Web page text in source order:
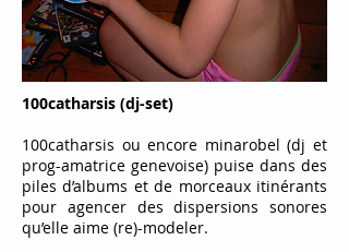
100catharsis (dj-set)
100catharsis ou encore minarobel (dj et
prog-amatrice genevoise) puise dans des
piles d’albums et de morceaux itinérants
pour agencer des dispersions sonores
qu’elle aime (re)-modeler.